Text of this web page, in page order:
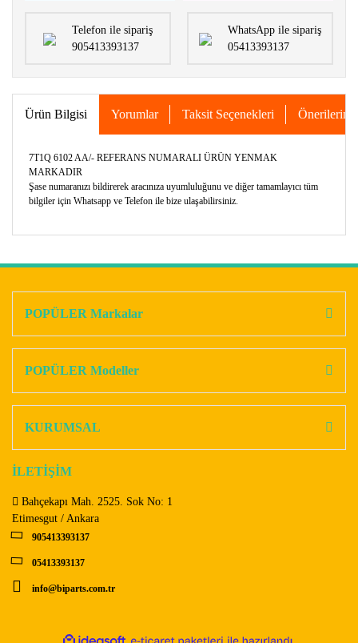
Telefon ile sipariş
905413393137
WhatsApp ile sipariş
05413393137
Ürün Bilgisi Yorumlar Taksit Seçenekleri Önerileriniz
7T1Q 6102 AA/- REFERANS NUMARALI ÜRÜN YENMAK
MARKADIR
Şase numaranızı bildirerek aracınıza uyumluluğunu ve diğer tamamlayıcı tüm
bilgiler için Whatsapp ve Telefon ile bize ulaşabilirsiniz.
Ürün açıklamasında eksik bilgiler bulunuyor.
Bu ürüne benzer farklı alternatifler olmalı.
POPÜLER Markalar
POPÜLER Modeller
KURUMSAL
İLETİŞİM
Bahçekapı Mah. 2525. Sok No: 1
Etimesgut / Ankara
905413393137
05413393137
info@biparts.com.tr